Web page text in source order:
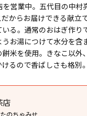
営業中。五代目の中村
からお届けできる献立
る。通常のおはぎ作り
お湯につけて水分を含
米を使用。きなこ以外
るので香ばしさも格別。
店
のちゃみせ